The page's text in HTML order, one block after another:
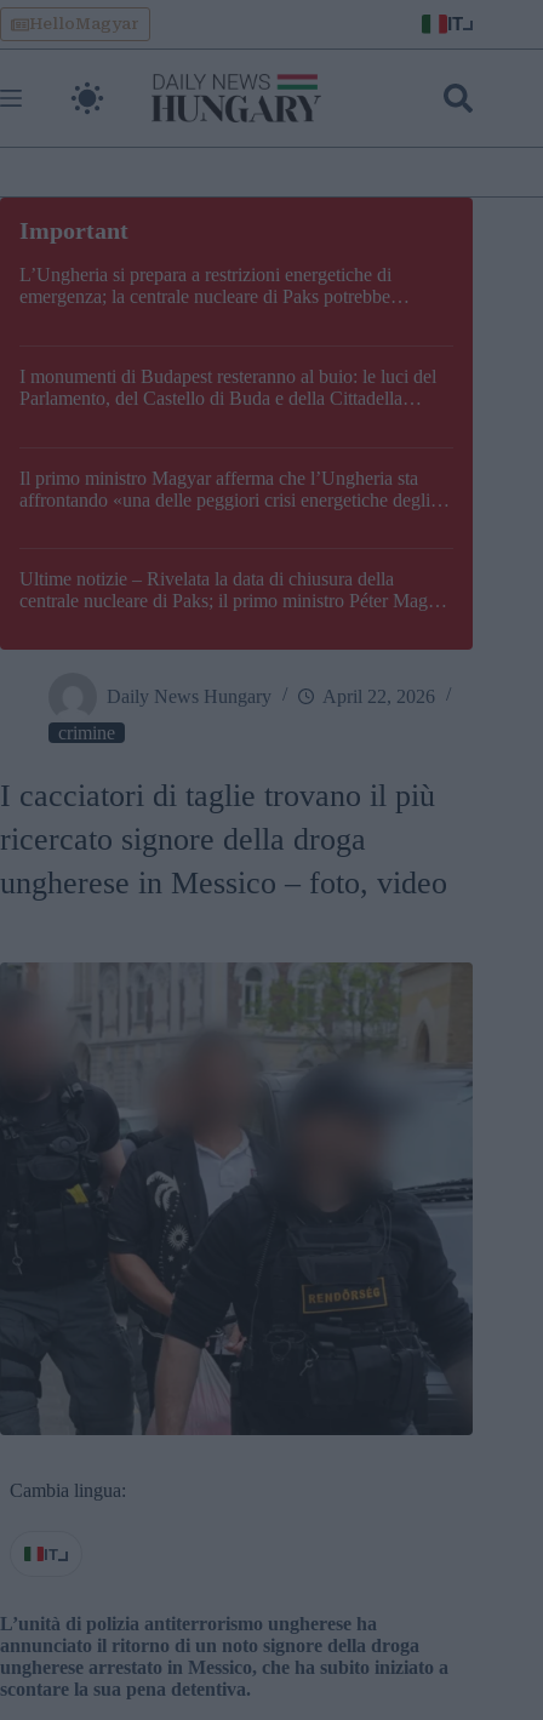
Skip
to
content
HelloMagyar IT
L’Ungheria si prepara a restrizioni energetiche di
emergenza; la centrale nucleare di Paks potrebbe
I monumenti di Budapest resteranno al buio: le luci del
Parlamento, del Castello di Buda e della Cittadella
Il primo ministro Magyar afferma che l’Ungheria sta
affrontando «una delle peggiori crisi energetiche degli
Ultime notizie – Rivelata la data di chiusura della
centrale nucleare di Paks; il primo ministro Péter Magyar
Daily News Hungary
April 22, 2026
crimine
I cacciatori di taglie trovano il più
ricercato signore della droga
ungherese in Messico – foto, video
Cambia lingua:
IT
L’unità di polizia antiterrorismo ungherese ha
annunciato il ritorno di un noto signore della droga
ungherese arrestato in Messico, che ha subito iniziato a
scontare la sua pena detentiva.